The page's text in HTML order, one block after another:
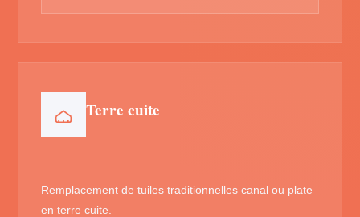
Terre cuite
Remplacement de tuiles traditionnelles canal ou plate
en terre cuite.